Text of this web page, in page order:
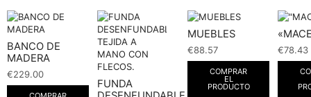
BANCO DE
MADERA
€229.00
FUNDA
MUEBLES
€88.57
COMPRAR
EL
PRODUCTO
€78.43